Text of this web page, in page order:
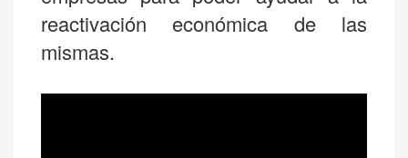
reactivación económica de las
mismas.